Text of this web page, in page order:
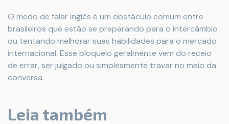
O medo de falar inglês é um obstáculo comum entre
brasileiros que estão se preparando para o intercâmbio
ou tentando melhorar suas habilidades para o mercado
internacional. Esse bloqueio geralmente vem do receio
de errar, ser julgado ou simplesmente travar no meio da
conversa.
Leia também